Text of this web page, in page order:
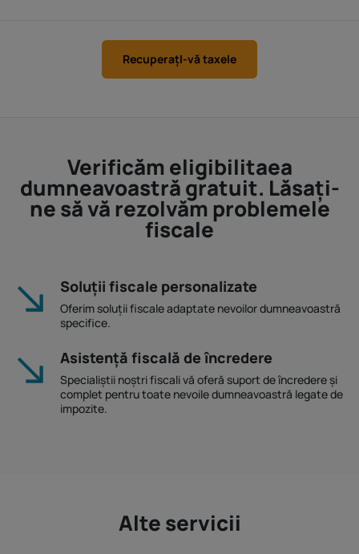
RecuperaţI-vă taxele
Verificăm eligibilitaea
dumneavoastră gratuit. Lăsați-
ne să vă rezolvăm problemele
fiscale
Soluții fiscale personalizate
Oferim soluții fiscale adaptate nevoilor dumneavoastră
specifice.
Asistență fiscală de încredere
Specialiștii noștri fiscali vă oferă suport de încredere și
complet pentru toate nevoile dumneavoastră legate de
impozite.
Alte servicii